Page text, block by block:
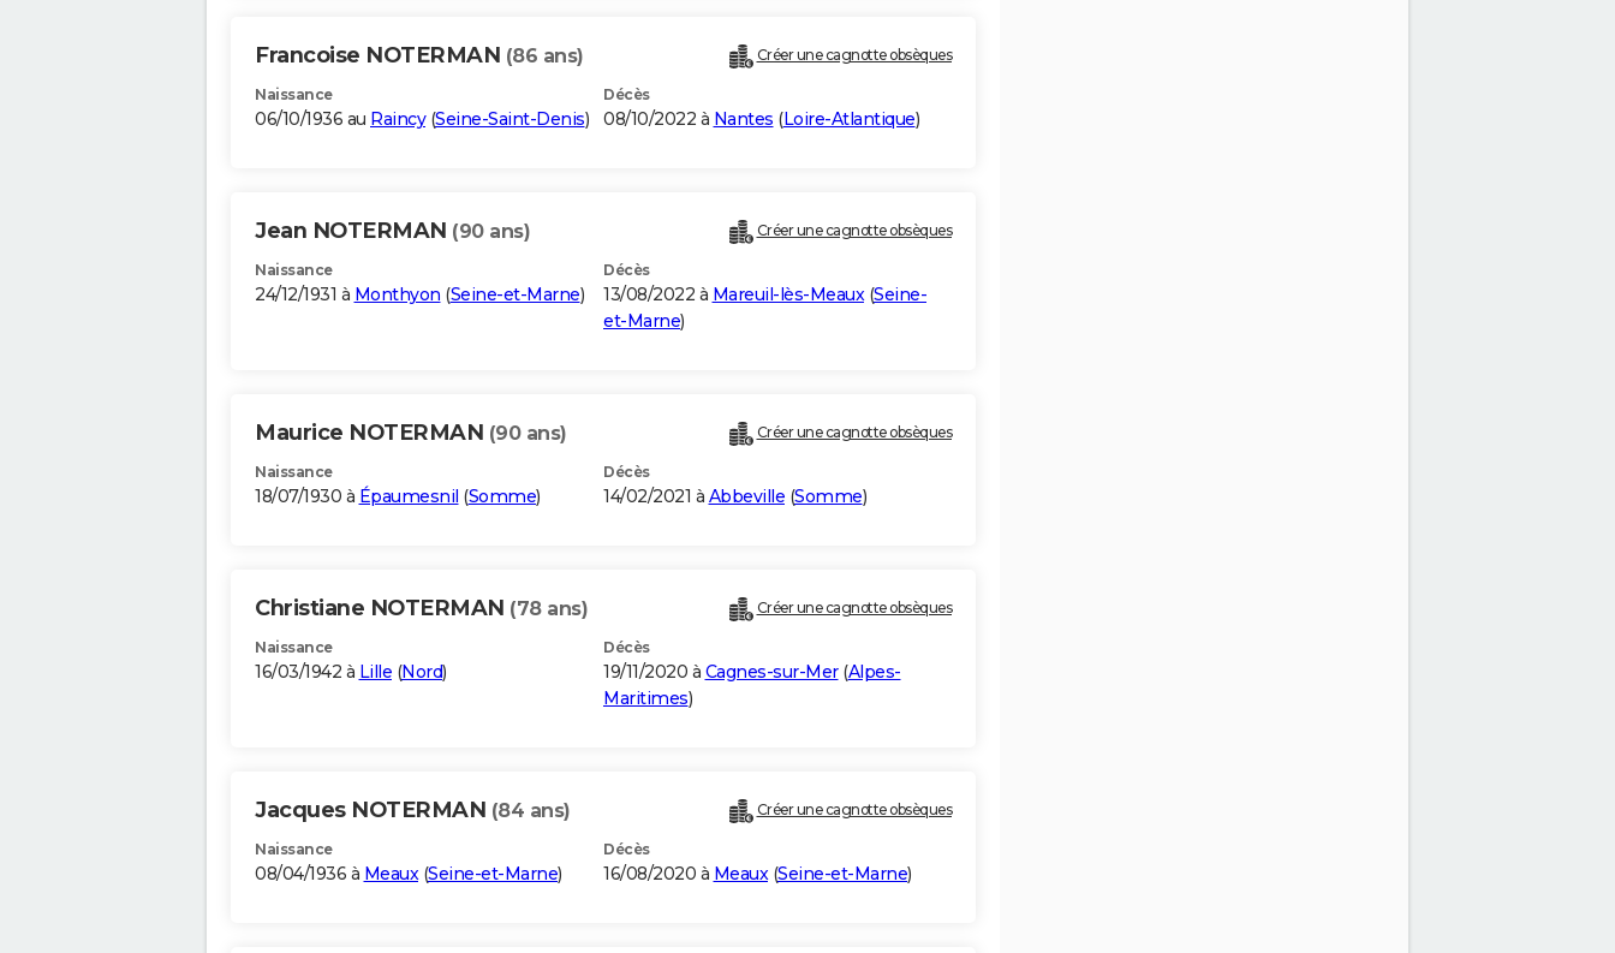
Francoise NOTERMAN (86 ans) Créer une cagnotte obsèques
Naissance
06/10/1936 au Raincy(Seine-Saint-Denis)
Décès
08/10/2022 à Nantes (Loire-Atlantique)
Jean NOTERMAN (90 ans) Créer une cagnotte obsèques
Naissance
24/12/1931 à Monthyon (Seine-et-Marne)
Décès
13/08/2022 à Mareuil-lès-Meaux(Seine-
et-Marne)
Maurice NOTERMAN (90 ans) Créer une cagnotte obsèques
Naissance
18/07/1930 à Épaumesnil (Somme)
Décès
14/02/2021 à Abbeville (Somme)
Christiane NOTERMAN (78 ans) Créer une cagnotte obsèques
Naissance
16/03/1942 à Lille (Nord)
Décès
19/11/2020 à Cagnes-sur-Mer(Alpes-
Maritimes)
Jacques NOTERMAN (84 ans) Créer une cagnotte obsèques
Naissance
08/04/1936 à Meaux(Seine-et-Marne)
Décès
16/08/2020 à Meaux(Seine-et-Marne)